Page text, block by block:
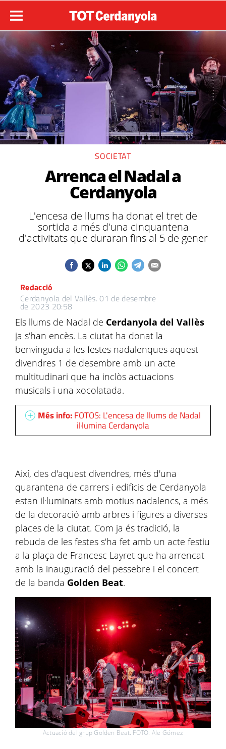
SOCIETAT
Arrenca el Nadal a
Cerdanyola
L'encesa de llums ha donat el tret de
sortida a més d'una cinquantena
d'activitats que duraran fins al 5 de gener
Redacció
Cerdanyola del Vallès. 01 de desembre
de 2023 20:58
Els llums de Nadal de Cerdanyola del Vallès
ja s'han encès. La ciutat ha donat la
benvinguda a les festes nadalenques aquest
divendres 1 de desembre amb un acte
multitudinari que ha inclòs actuacions
musicals i una xocolatada.
Més info:FOTOS: L'encesa de llums de Nadal
il·lumina Cerdanyola
Així, des d'aquest divendres, més d'una
quarantena de carrers i edificis de Cerdanyola
estan il·luminats amb motius nadalencs, a més
de la decoració amb arbres i figures a diverses
places de la ciutat. Com ja és tradició, la
rebuda de les festes s'ha fet amb un acte festiu
a la plaça de Francesc Layret que ha arrencat
amb la inauguració del pessebre i el concert
de la banda Golden Beat.
Actuació del grup Golden Beat. FOTO: Ale Gómez